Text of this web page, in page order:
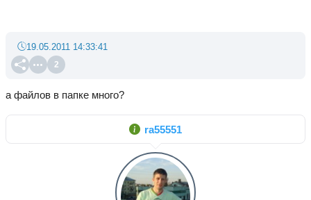
2
19.05.2011 14:33:41
а файлов в папке много?
ra55551